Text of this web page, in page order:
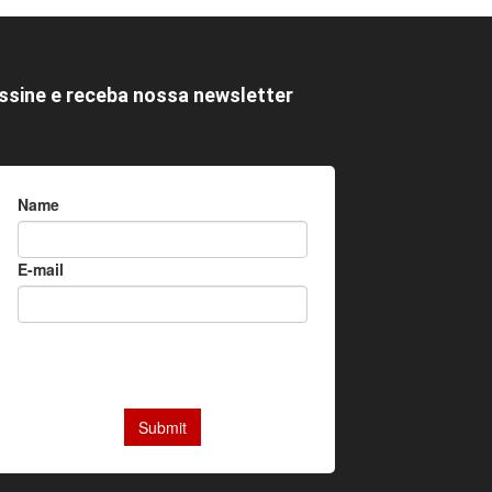
e receba nossa newsletter